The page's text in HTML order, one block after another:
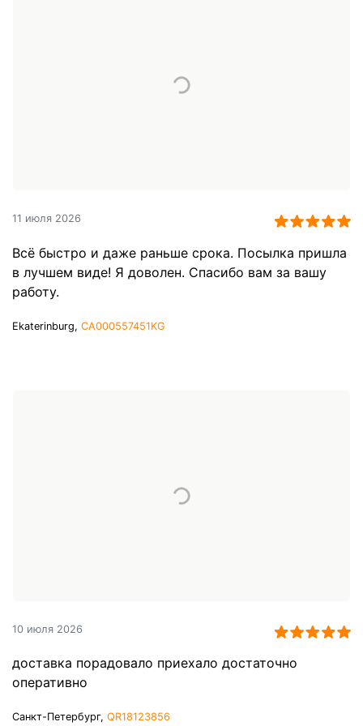
11 июля 2026
Всё быстро и даже раньше срока. Посылка пришла
в лучшем виде! Я доволен. Спасибо вам за вашу
работу.
Ekaterinburg, CA000557451KG
10 июля 2026
доставка порадовало приехало достаточно
оперативно
Санкт-Петербург, QR18123856